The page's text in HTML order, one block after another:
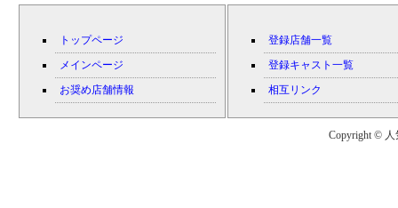
トップページ
メインページ
お奨め店舗情報
登録店舗一覧
登録キャスト一覧
相互リンク
Copyright © 人